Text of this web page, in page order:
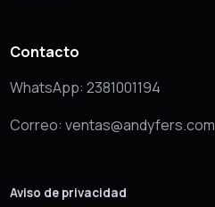
Contacto
WhatsApp: 2381001194
Correo: ventas@andyfers.com
Aviso de privacidad